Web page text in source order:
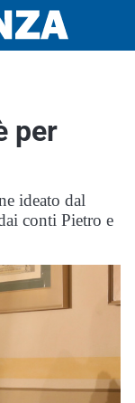
per
ideato dal
conti Pietro e